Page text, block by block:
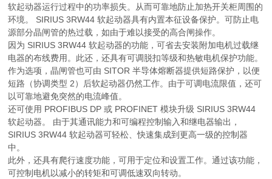
软起动器运行过程中的功率损失。从而可靠地防止加热开关柜周围的
环境。 SIRIUS 3RW44 软起动器具有内置本征设备保护。可防止电
源部分晶闸管的热过载，如由于难以接受的高合闸操作。
因为 SIRIUS 3RW44 软起动器的功能，可省去安装附加电机过载继
电器的布线费用。此还，还具有可调脱扣等级和热敏电机保护功能。
作为选项，晶闸管也可由 SITOR 半导体熔断器提供短路保护，以便
短路（协调类型 2）后软起动器仍然工作。由于可调电流限值，还可
以可靠地避免突然的电流峰值。
还可使用 PROFIBUS DP 或 PROFINET 模块升级 SIRIUS 3RW44
软起动器。 由于其通讯能力和可编程控制输入和继电器输出，
SIRIUS 3RW44 软起动器可轻松、快速集成到更高一级的控制器
中。
此外，还具有爬行速度功能，可用于定位和设置工作。通过该功能，
可控制电机以减小的转矩和可调低速双向转动。